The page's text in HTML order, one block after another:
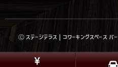
Ⓒ ステージテラス | コワーキングスペース バ